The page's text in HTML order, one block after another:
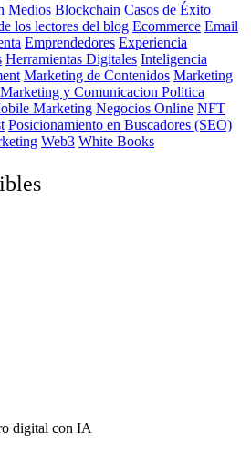
Medios Blockchain Casos de Éxito
los lectores del blog Ecommerce Email
Emprendedores Experiencia
Herramientas Digitales Inteligencia
Marketing de Contenidos Marketing
Marketing y Comunicacion Politica
Marketing Negocios Online NFT
Posicionamiento en Buscadores (SEO)
Web3 White Books
digital con IA